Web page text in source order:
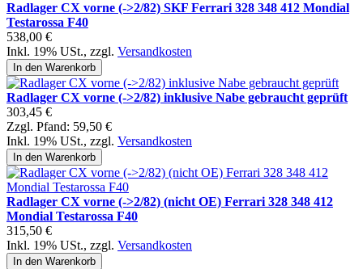
Radlager CX vorne (->2/82) SKF Ferrari 328 348 412 Mondial
Testarossa F40
538,00 €
Inkl. 19% USt., zzgl. Versandkosten
In den Warenkorb
Radlager CX vorne (->2/82) inklusive Nabe gebraucht geprüft
303,45 €
Zzgl. Pfand: 59,50 €
Inkl. 19% USt., zzgl. Versandkosten
In den Warenkorb
Radlager CX vorne (->2/82) (nicht OE) Ferrari 328 348 412
Mondial Testarossa F40
315,50 €
Inkl. 19% USt., zzgl. Versandkosten
In den Warenkorb